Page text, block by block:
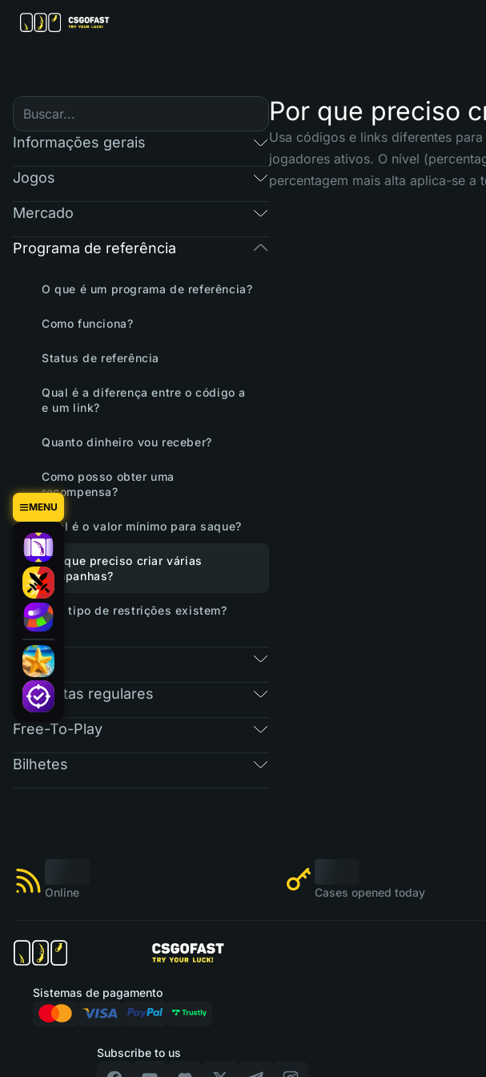
MENU
Informações gerais
Jogos
Mercado
Programa de referência
O que é um programa de referência?
Como funciona?
Status de referência
Qual é a diferença entre o código a
e um link?
Quanto dinheiro vou receber?
Como posso obter uma
recompensa?
Qual é o valor mínimo para saque?
Por que preciso criar várias
campanhas?
Que tipo de restrições existem?
RAIN
Perguntas regulares
Free-To-Play
Bilhetes
Por que preciso
Usa códigos e links diferentes
jogadores ativos. O nível
percentagem mais alta aplica-se a
Online Cases opened today
Subscribe to us
Sistemas de pagamento